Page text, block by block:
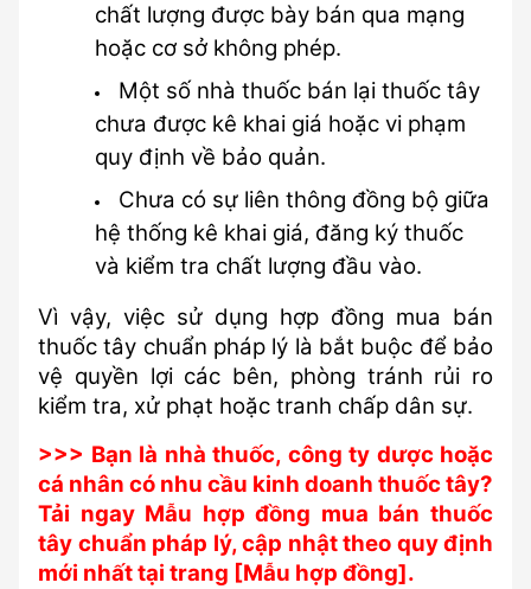
chất lượng được bày bán qua mạng
hoặc cơ sở không phép.
Một số nhà thuốc bán lại thuốc tây
chưa được kê khai giá hoặc vi phạm
quy định về bảo quản.
Chưa có sự liên thông đồng bộ giữa
hệ thống kê khai giá, đăng ký thuốc
và kiểm tra chất lượng đầu vào.
Vì vậy, việc sử dụng hợp đồng mua bán
thuốc tây chuẩn pháp lý là bắt buộc để bảo
vệ quyền lợi các bên, phòng tránh rủi ro
kiểm tra, xử phạt hoặc tranh chấp dân sự.
>>> Bạn là nhà thuốc, công ty dược hoặc
cá nhân có nhu cầu kinh doanh thuốc tây?
Tải ngay Mẫu hợp đồng mua bán thuốc
tây chuẩn pháp lý, cập nhật theo quy định
mới nhất tại trang [Mẫu hợp đồng].